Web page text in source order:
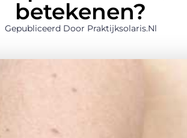
betekenen?
Gepubliceerd Door Praktijksolaris.nl